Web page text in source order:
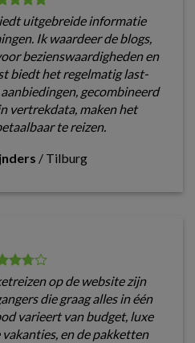
uitgebreide informatie
Ik waardeer de blogs,
bezienswaardigheden en
biedt het regelmatig last-
gecombineerd
vertrekdata, maken het
te reizen.
/ Tilburg
op de website zijn
die graag alles in één
varieert van budget, luxe
en de pakketten